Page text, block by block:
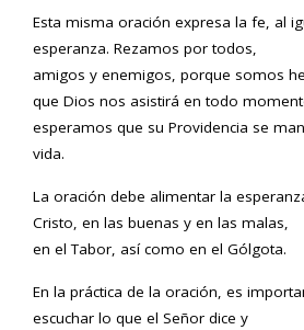
Esta misma oración expresa la fe, al
esperanza. Rezamos por todos,
amigos y enemigos, porque somos
que Dios nos asistirá en todo
esperamos que su Providencia se
vida.
La oración debe alimentar la
Cristo, en las buenas y en las malas,
en el Tabor, así como en el Gólgota.
En la práctica de la oración, es
escuchar lo que el Señor dice y